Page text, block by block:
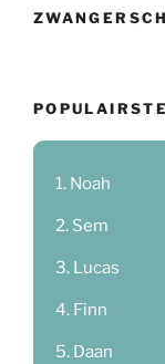
Noah
Sem
Lucas
Finn
Daan